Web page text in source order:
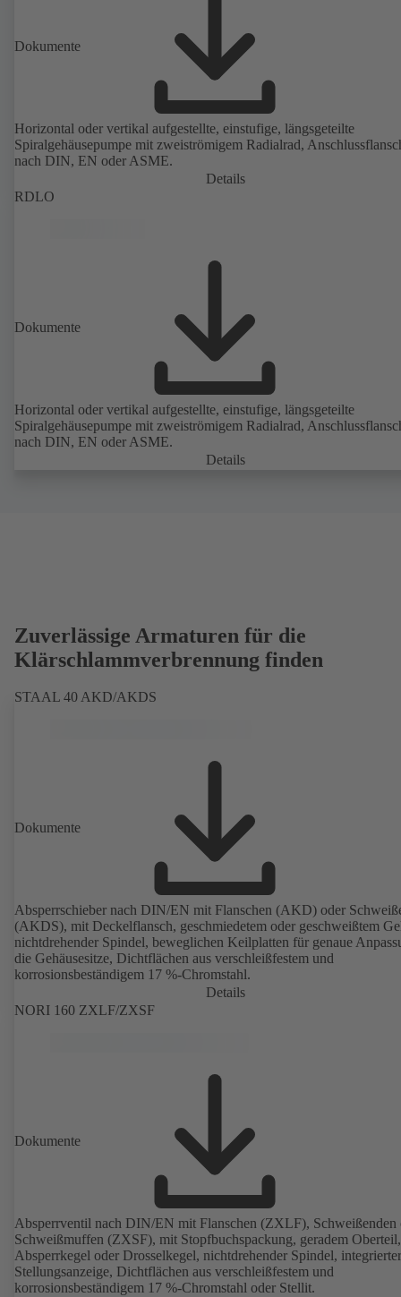
Dokumente
Horizontal oder vertikal aufgestellte, einstufige, längsgeteilte
Spiralgehäusepumpe mit zweiströmigem Radialrad,
nach DIN, EN oder ASME.
Details
RDLO
Dokumente
Horizontal oder vertikal aufgestellte, einstufige, längsgeteilte
Spiralgehäusepumpe mit zweiströmigem Radialrad,
nach DIN, EN oder ASME.
Details
Zuverlässige Armaturen für die
Klärschlammverbrennung finden
STAAL 40 AKD/AKDS
Dokumente
Absperrschieber nach DIN/EN mit Flanschen (AKD) oder
(AKDS), mit Deckelflansch, geschmiedetem oder geschweißtem
nichtdrehender Spindel, beweglichen Keilplatten für genaue
die Gehäusesitze, Dichtflächen aus verschleißfestem und
korrosionsbeständigem 17 %-Chromstahl.
Details
NORI 160 ZXLF/ZXSF
Dokumente
Absperrventil nach DIN/EN mit Flanschen (ZXLF), Schweißenden
Schweißmuffen (ZXSF), mit Stopfbuchspackung, geradem Oberteil,
Absperrkegel oder Drosselkegel, nichtdrehender Spindel, integrierter
Stellungsanzeige, Dichtflächen aus verschleißfestem und
korrosionsbeständigem 17 %-Chromstahl oder Stellit.